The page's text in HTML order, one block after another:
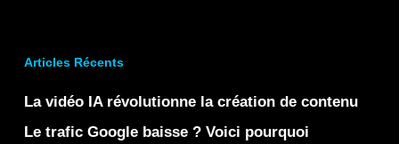
Articles Récents
La vidéo IA révolutionne la création de contenu
Le trafic Google baisse ? Voici pourquoi